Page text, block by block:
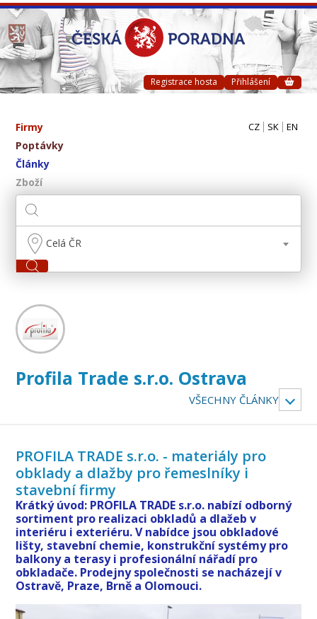
Registrace hosta Přihlášení
Firmy
Poptávky
Články
Zboží
CZ SK EN
Celá ČR
Profila Trade s.r.o. Ostrava
VŠECHNY ČLÁNKY
PROFILA TRADE s.r.o. - materiály pro
obklady a dlažby pro řemeslníky i
stavební firmy
Krátký úvod: PROFILA TRADE s.r.o. nabízí odborný
sortiment pro realizaci obkladů a dlažeb v
interiéru i exteriéru. V nabídce jsou obkladové
lišty, stavební chemie, konstrukční systémy pro
balkony a terasy i profesionální nářadí pro
obkladače. Prodejny společnosti se nacházejí v
Ostravě, Praze, Brně a Olomouci.